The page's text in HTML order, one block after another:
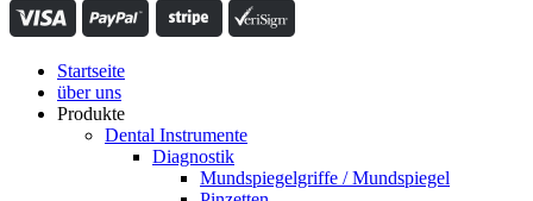
Startseite
über uns
Produkte
Dental Instrumente
Diagnostik
Mundspiegelgriffe / Mundspiegel